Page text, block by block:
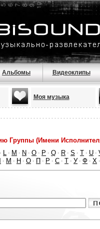
Альбомы Видеоклипы
Моя музыка
Группы (Имени
· L · M · N · O · P · Q · R · S · T · U ·
· М · Н · О · П · Р · С · Т · У · Ф · Х